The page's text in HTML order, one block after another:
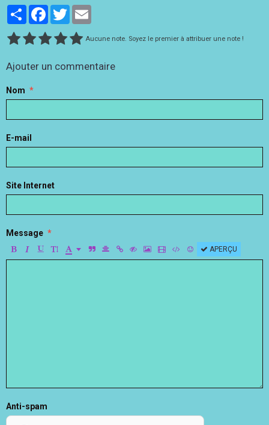
PartagerFacebookTwitter
Aucune note. Soyez le premier à attribuer une note !
Ajouter un commentaire
Nom
E-mail
Site Internet
Message
APERÇU
Anti-spam